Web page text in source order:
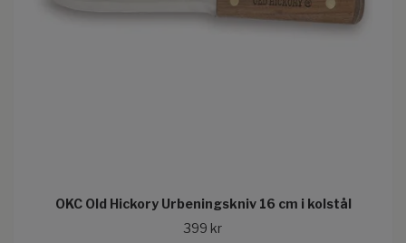
OKC Old Hickory Urbeningskniv 16 cm i kolstål
399 kr